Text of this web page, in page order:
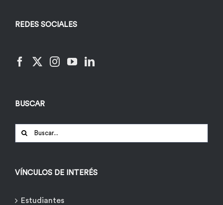
REDES SOCIALES
BUSCAR
Buscar:
VÍNCULOS DE INTERÉS
Estudiantes